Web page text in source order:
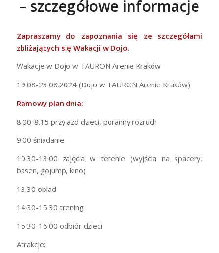
– szczegółowe informacje
Zapraszamy do zapoznania się ze szczegółami
zbliżających się Wakacji w Dojo.
Wakacje w Dojo w TAURON Arenie Kraków
19.08-23.08.2024 (Dojo w TAURON Arenie Kraków)
Ramowy plan dnia:
8.00-8.15 przyjazd dzieci, poranny rozruch
9.00 śniadanie
10.30-13.00 zajęcia w terenie (wyjścia na spacery,
basen, gojump, kino)
13.30 obiad
14.30-15.30 trening
15.30-16.00 odbiór dzieci
Atrakcje: